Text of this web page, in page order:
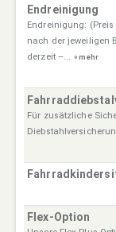
Endreinigung
Endreinigung:
nach der jeweiligen
derzeit –... » mehr
Für zusätzliche
Flex-Option